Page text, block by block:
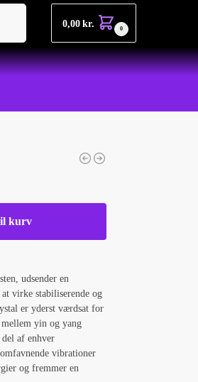
0,00kr. 0
kurv
udsender en
virke stabiliserende og
er yderst værdsat for
yin og yang
af enhver
vibrationer
og fremmer en